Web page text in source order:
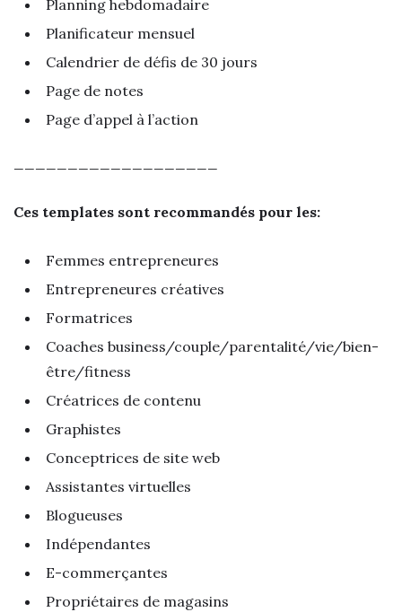
Planning hebdomadaire
Planificateur mensuel
Calendrier de défis de 30 jours
Page de notes
Page d’appel à l’action
Ces templates sont recommandés pour les:
Femmes entrepreneures
Entrepreneures créatives
Formatrices
Coaches business/couple/parentalité/vie/bien-
être/fitness
Créatrices de contenu
Graphistes
Conceptrices de site web
Assistantes virtuelles
Blogueuses
Indépendantes
E-commerçantes
Propriétaires de magasins